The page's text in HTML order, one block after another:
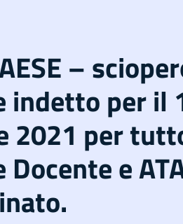
–
indetto per il
2021 per
e